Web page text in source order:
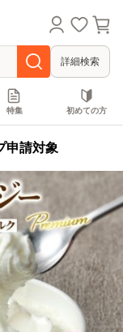
詳細検索
特集 初めての方
申請対象